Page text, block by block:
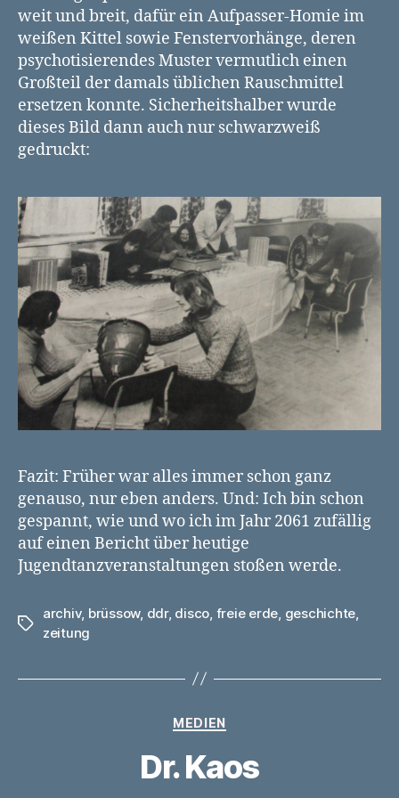
weit und breit, dafür ein Aufpasser-Homie im
weißen Kittel sowie Fenstervorhänge, deren
psychotisierendes Muster vermutlich einen
Großteil der damals üblichen Rauschmittel
ersetzen konnte. Sicherheitshalber wurde
dieses Bild dann auch nur schwarzweiß
gedruckt:
Fazit: Früher war alles immer schon ganz
genauso, nur eben anders. Und: Ich bin schon
gespannt, wie und wo ich im Jahr 2061 zufällig
auf einen Bericht über heutige
Jugendtanzveranstaltungen stoßen werde.
Schlagwörter
archiv, brüssow, ddr, disco freie erde geschichte
zeitung
Kategorien
MEDIEN
Dr. Kaos